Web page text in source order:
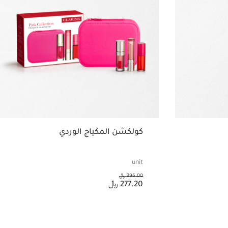
كولكشن المكياج الوردي
unit
396.00 ﷼
السعر الحالي هو 277.20 ﷼
277.20 ﷼